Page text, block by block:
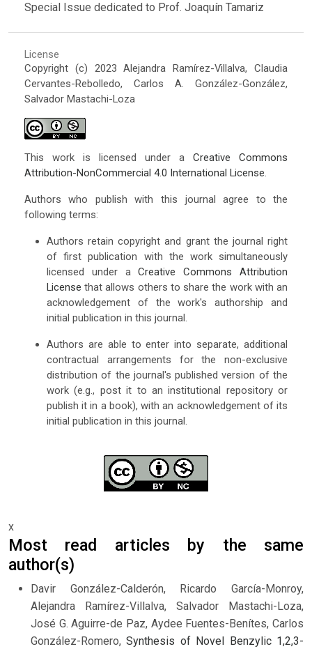
Special Issue dedicated to Prof. Joaquín Tamariz
License
Copyright (c) 2023 Alejandra Ramírez-Villalva, Claudia
Cervantes-Rebolledo, Carlos A. González-González,
Salvador Mastachi-Loza
This work is licensed under aCreative Commons
Attribution-NonCommercial 4.0 International License.
Authors who publish with this journal agree to the
following terms:
Authors retain copyright and grant the journal right
of first publication with the work simultaneously
licensed under aCreative Commons Attribution
License that allows others to share the work with an
acknowledgement of the work's authorship and
initial publication in this journal.
Authors are able to enter into separate, additional
contractual arrangements for the non-exclusive
distribution of the journal's published version of the
work (e.g., post it to an institutional repository or
publish it in a book), with an acknowledgement of its
initial publication in this journal.
x
Most read articles by the same
author(s)
Davir González-Calderón, Ricardo García-Monroy,
Alejandra Ramírez-Villalva, Salvador Mastachi-Loza,
José G. Aguirre-de Paz, Aydee Fuentes-Benítes, Carlos
González-Romero,Synthesis of Novel Benzylic 1,2,3-